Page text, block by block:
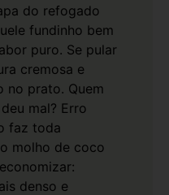
do refogado
fundinho bem
puro. Se pular
cremosa e
no prato. Quem
mal? Erro
faz toda
molho de coco
denso e